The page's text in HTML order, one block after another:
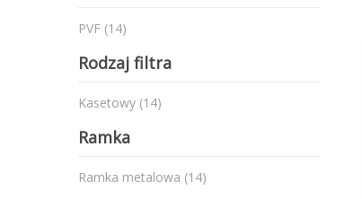
PVF 14produkty
Rodzaj filtra
Kasetowy 14produkty
Ramka
Ramka metalowa 14produkty